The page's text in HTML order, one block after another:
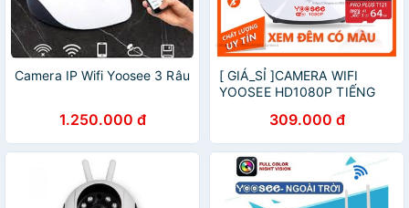
Camera IP Wifi Yoosee 3 Râu
1.250.000 đ
[ GIÁ_SỈ ]CAMERA WIFI
YOOSEE HD1080P TIẾNG
YOOSEE309.000 đ